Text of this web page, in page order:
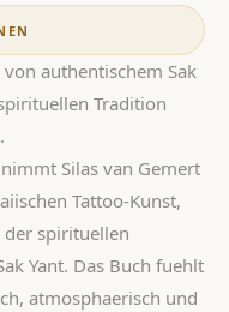
authentischem Sak
Tradition
Silas van Gemert
Tattoo-Kunst,
spirituellen
Yant. Das Buch fuehlt
atmosphaerisch und